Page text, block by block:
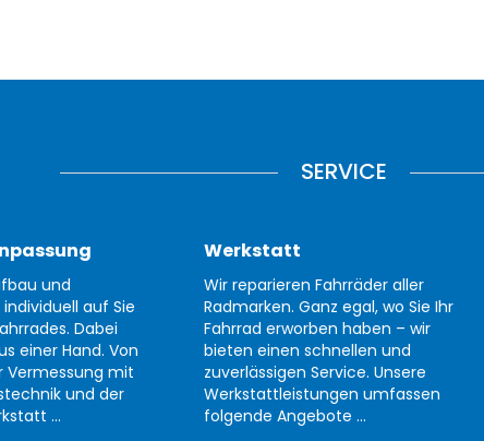
SERVICE
und
auf Sie
Dabei
einer Hand. Von
Vermessung mit
und der
...
Werkstatt
Wir reparieren Fahrräder aller
Radmarken. Ganz egal, wo Sie Ihr
Fahrrad erworben haben – wir
bieten einen schnellen und
zuverlässigen Service. Unsere
Werkstattleistungen umfassen
folgende Angebote ...